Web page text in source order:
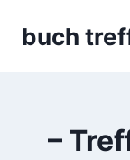
buch
–